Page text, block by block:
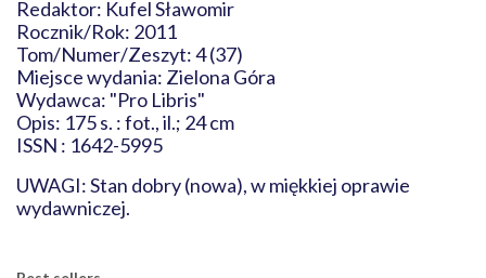
Redaktor: Kufel Sławomir
Rocznik/Rok: 2011
Tom/Numer/Zeszyt: 4 (37)
Miejsce wydania: Zielona Góra
Wydawca: "Pro Libris"
Opis: 175 s. : fot., il.; 24 cm
ISSN : 1642-5995
UWAGI: Stan dobry (nowa), w miękkiej oprawie
wydawniczej.